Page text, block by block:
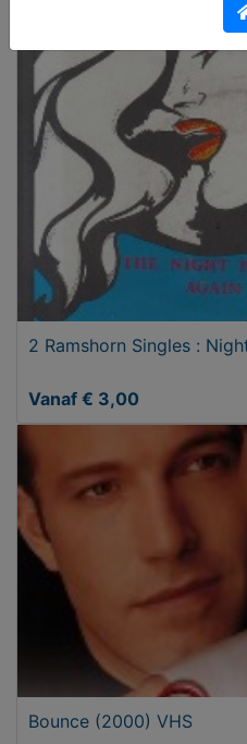
2 Ramshorn Singles :
Vanaf € 3,00
Bounce (2000) VHS